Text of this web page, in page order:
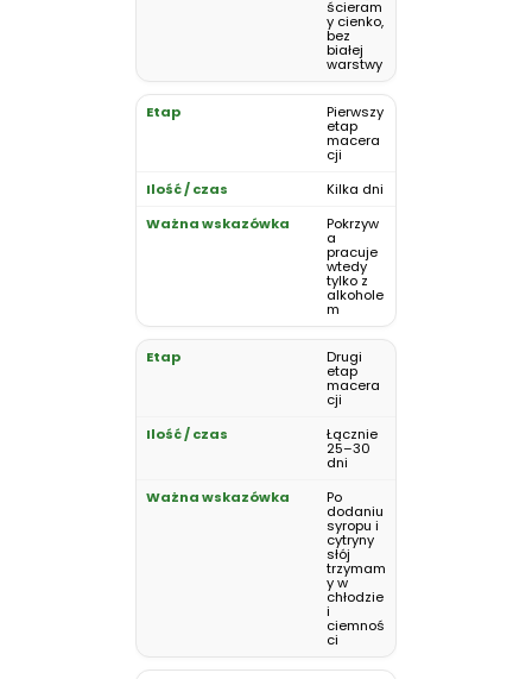
ścieram
y cienko,
bez
białej
warstwy
Pierwszy
etap
macera
cji
Kilka dni
Pokrzyw
a
pracuje
wtedy
tylko z
alkohole
m
Drugi
etap
macera
cji
Łącznie
25–30
dni
Po
dodaniu
syropu i
cytryny
słój
trzymam
y w
chłodzie
i
ciemnoś
ci